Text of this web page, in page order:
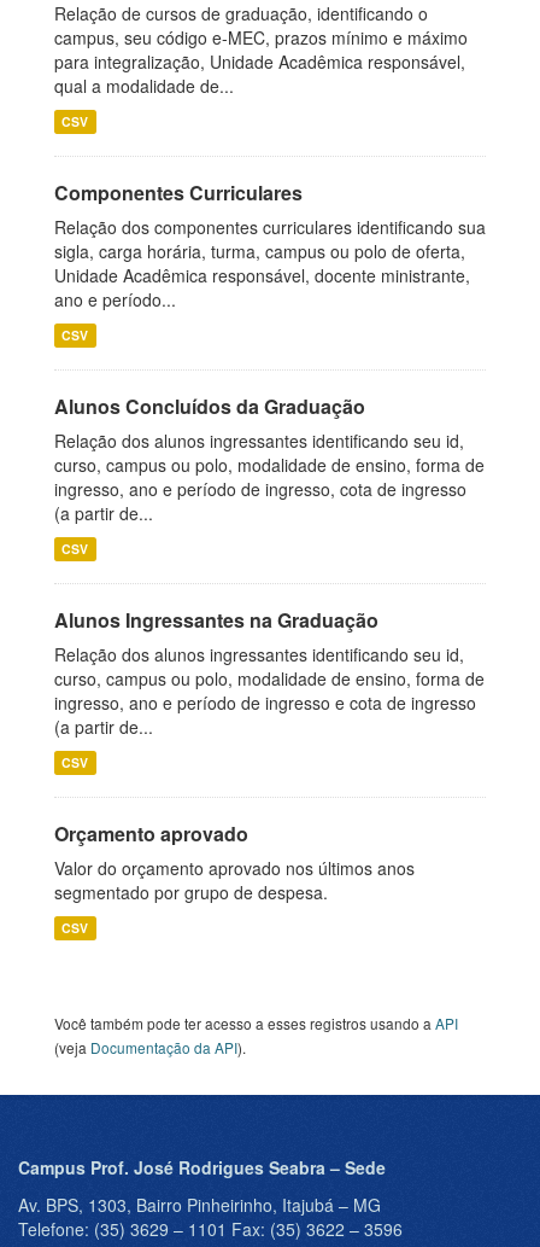
Relação de cursos de graduação, identificando o
campus, seu código e-MEC, prazos mínimo e máximo
para integralização, Unidade Acadêmica responsável,
qual a modalidade de...
CSV
Componentes Curriculares
Relação dos componentes curriculares identificando sua
sigla, carga horária, turma, campus ou polo de oferta,
Unidade Acadêmica responsável, docente ministrante,
ano e período...
CSV
Alunos Concluídos da Graduação
Relação dos alunos ingressantes identificando seu id,
curso, campus ou polo, modalidade de ensino, forma de
ingresso, ano e período de ingresso, cota de ingresso
(a partir de...
CSV
Alunos Ingressantes na Graduação
Relação dos alunos ingressantes identificando seu id,
curso, campus ou polo, modalidade de ensino, forma de
ingresso, ano e período de ingresso e cota de ingresso
(a partir de...
CSV
Orçamento aprovado
Valor do orçamento aprovado nos últimos anos
segmentado por grupo de despesa.
CSV
Você também pode ter acesso a esses registros usando a API
(veja Documentação da API).
Campus Prof. José Rodrigues Seabra – Sede
Av. BPS, 1303, Bairro Pinheirinho, Itajubá – MG
Telefone: (35) 3629 – 1101 Fax: (35) 3622 – 3596